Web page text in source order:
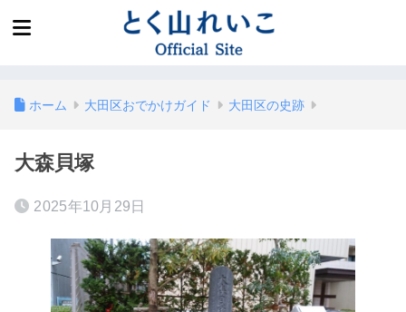
ホーム 大田区おでかけガイド 大田区の史跡
大森貝塚
2025年10月29日